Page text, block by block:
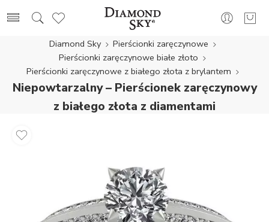
Diamond Sky
Pierścionki zaręczynowe
Pierścionki zaręczynowe białe złoto
Pierścionki zaręczynowe z białego złota z brylantem
Niepowtarzalny – Pierścionek zaręczynowy
z białego złota z diamentami